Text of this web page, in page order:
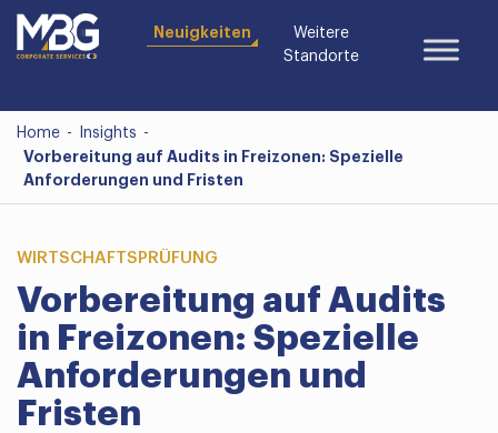
Neuigkeiten
Weitere
Standorte
Home - Insights -
Vorbereitung auf Audits in Freizonen: Spezielle
Anforderungen und Fristen
WIRTSCHAFTSPRÜFUNG
Vorbereitung auf Audits
in Freizonen: Spezielle
Anforderungen und
Fristen